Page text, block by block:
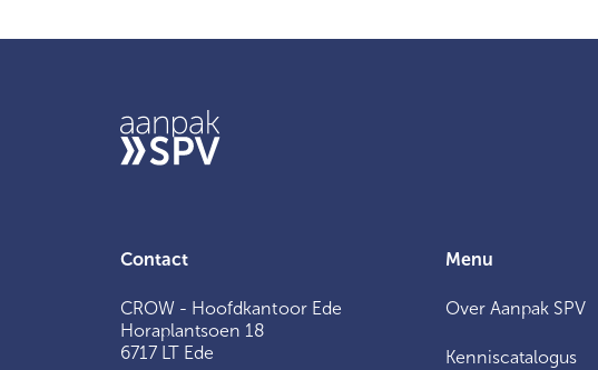
Contact
CROW - Hoofdkantoor Ede
Horaplantsoen 18
6717 LT Ede
Menu
Over Aanpak SPV
Kenniscatalogus